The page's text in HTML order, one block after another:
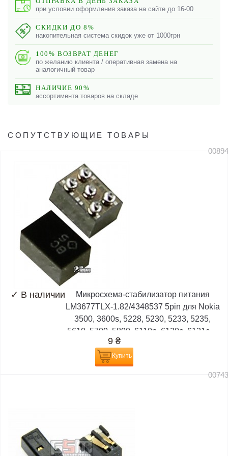
при условии оформления заказа на сайте до 16-00
СКИДКИ ДО 8%
накопительная система скидок уже от 1000грн
100% ВОЗВРАТ ДЕНЕГ
по желанию клиента / оперативная замена на
аналогичный товар
НАЛИЧИЕ 90%
ассортимента товаров на складе
СОПУТСТВУЮЩИЕ ТОВАРЫ
✓ В наличии
Микросхема-стабилизатор питания
LM3677TLX-1.82/4348537 5pin для Nokia
3500, 3600s, 5228, 5230, 5233, 5235,
5610, 5700, 5800, 6110n, 6120c, 6121c,...
9 ₴
Купить